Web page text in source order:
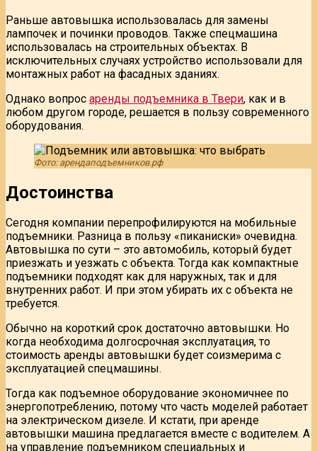
Раньше автовышка использовалась для замены
лампочек и починки проводов. Также спецмашина
использовалась на строительных объектах. В
исключительных случаях устройство использовали для
монтажных работ на фасадных зданиях.
Однако вопрос аренды подъемника в Твери, как и в
любом другом городе, решается в пользу современного
оборудования.
Фото: арендаподъемников.рф
Достоинства
Сегодня компании перепрофилируются на мобильные
подъемники. Разница в пользу «пиканиски» очевидна.
Автовышка по сути – это автомобиль, который будет
приезжать и уезжать с объекта. Тогда как компактные
подъемники подходят как для наружных, так и для
внутренних работ. И при этом убирать их с объекта не
требуется.
Обычно на короткий срок достаточно автовышки. Но
когда необходима долгосрочная эксплуатация, то
стоимость аренды автовышки будет соизмерима с
эксплуатацией спецмашины.
Тогда как подъемное оборудование экономичнее по
энергопотреблению, потому что часть моделей работает
на электрическом дизеле. И кстати, при аренде
автовышки машина предлагается вместе с водителем. А
на управление подъемником специальных и